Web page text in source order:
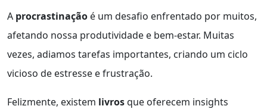
A procrastinação é um desafio enfrentado por muitos,
afetando nossa produtividade e bem-estar. Muitas
vezes, adiamos tarefas importantes, criando um ciclo
vicioso de estresse e frustração.
Felizmente, existem livrosque oferecem insights